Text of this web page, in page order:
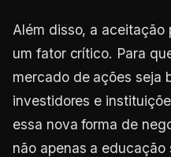
Além disso, a
um fator crítico. Para
mercado de ações seja
investidores e
essa nova forma de
não apenas a